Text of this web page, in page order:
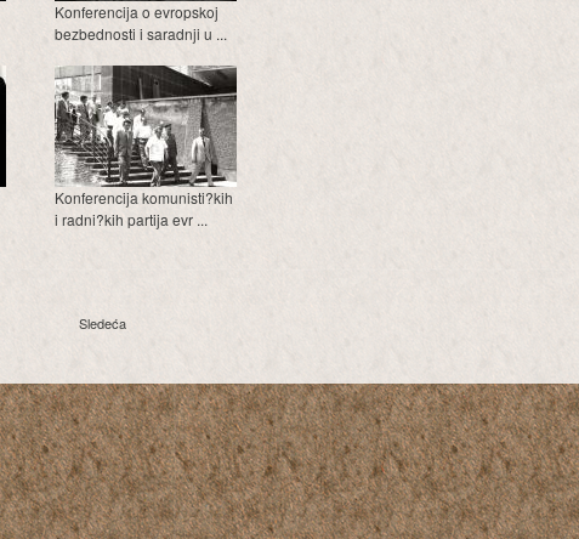
Konferencija o evropskoj
bezbednosti i saradnji u ...
Konferencija komunisti?kih
i radni?kih partija evr ...
Sledeća